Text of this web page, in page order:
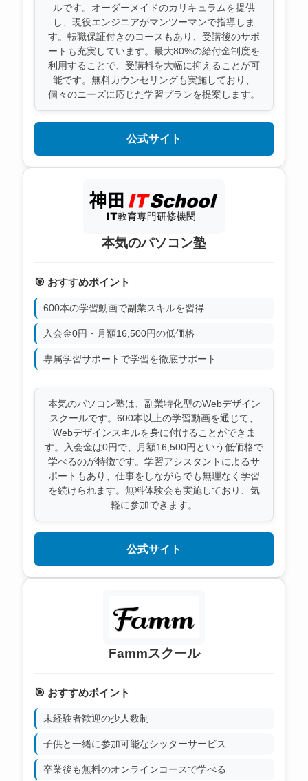
ルです。オーダーメイドのカリキュラムを提供
し、現役エンジニアがマンツーマンで指導しま
す。転職保証付きのコースもあり、受講後のサポ
ートも充実しています。最大80%の給付金制度を
利用することで、受講料を大幅に抑えることが可
能です。無料カウンセリングも実施しており、
個々のニーズに応じた学習プランを提案します。
公式サイト
本気のパソコン塾
🎯 おすすめポイント
600本の学習動画で副業スキルを習得
入会金0円・月額16,500円の低価格
専属学習サポートで学習を徹底サポート
本気のパソコン塾は、副業特化型のWebデザイン
スクールです。600本以上の学習動画を通じて、
Webデザインスキルを身に付けることができま
す。入会金は0円で、月額16,500円という低価格で
学べるのが特徴です。学習アシスタントによるサ
ポートもあり、仕事をしながらでも無理なく学習
を続けられます。無料体験会も実施しており、気
軽に参加できます。
公式サイト
Fammスクール
🎯 おすすめポイント
未経験者歓迎の少人数制
子供と一緒に参加可能なシッターサービス
卒業後も無料のオンラインコースで学べる